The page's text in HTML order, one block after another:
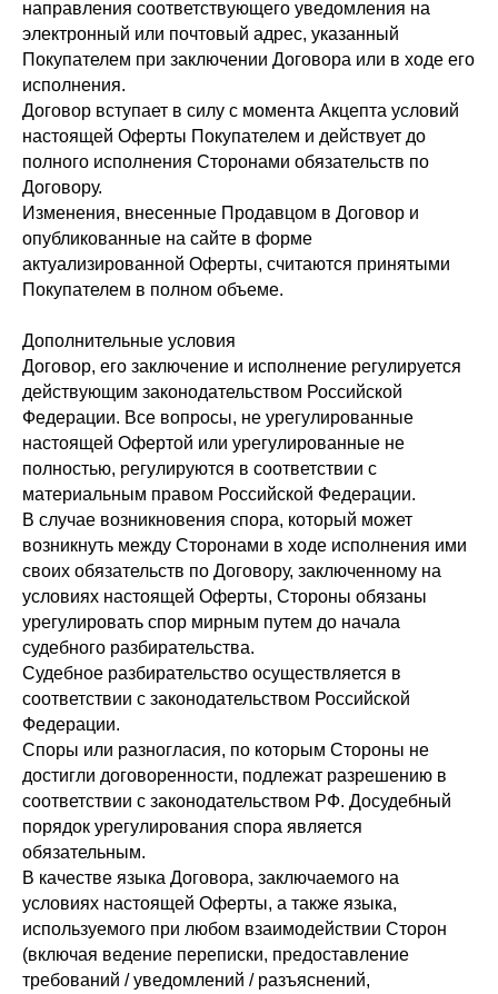
направления соответствующего уведомления на
электронный или почтовый адрес, указанный
Покупателем при заключении Договора или в ходе его
исполнения.
Договор вступает в силу с момента Акцепта условий
настоящей Оферты Покупателем и действует до
полного исполнения Сторонами обязательств по
Договору.
Изменения, внесенные Продавцом в Договор и
опубликованные на сайте в форме
актуализированной Оферты, считаются принятыми
Покупателем в полном объеме.
Дополнительные условия
Договор, его заключение и исполнение регулируется
действующим законодательством Российской
Федерации. Все вопросы, не урегулированные
настоящей Офертой или урегулированные не
полностью, регулируются в соответствии с
материальным правом Российской Федерации.
В случае возникновения спора, который может
возникнуть между Сторонами в ходе исполнения ими
своих обязательств по Договору, заключенному на
условиях настоящей Оферты, Стороны обязаны
урегулировать спор мирным путем до начала
судебного разбирательства.
Судебное разбирательство осуществляется в
соответствии с законодательством Российской
Федерации.
Споры или разногласия, по которым Стороны не
достигли договоренности, подлежат разрешению в
соответствии с законодательством РФ. Досудебный
порядок урегулирования спора является
обязательным.
В качестве языка Договора, заключаемого на
условиях настоящей Оферты, а также языка,
используемого при любом взаимодействии Сторон
(включая ведение переписки, предоставление
требований / уведомлений / разъяснений,